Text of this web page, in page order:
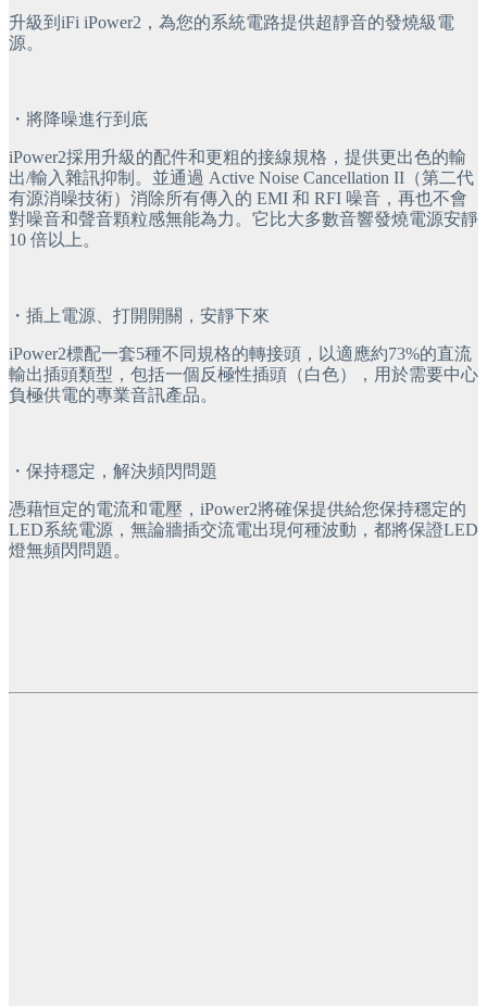
升級到iFi iPower2，為您的系統電路提供超靜音的發燒級電
源。
・將降噪進行到底
iPower2採用升級的配件和更粗的接線規格，提供更出色的輸
出/輸入雜訊抑制。並通過 Active Noise Cancellation II（第二代
有源消噪技術）消除所有傳入的 EMI 和 RFI 噪音，再也不會
對噪音和聲音顆粒感無能為力。它比大多數音響發燒電源安靜
10 倍以上。
・插上電源、打開開關，安靜下來
iPower2標配一套5種不同規格的轉接頭，以適應約73%的直流
輸出插頭類型，包括一個反極性插頭（白色），用於需要中心
負極供電的專業音訊產品。
・保持穩定，解決頻閃問題
憑藉恒定的電流和電壓，iPower2將確保提供給您保持穩定的
LED系統電源，無論牆插交流電出現何種波動，都將保證LED
燈無頻閃問題。